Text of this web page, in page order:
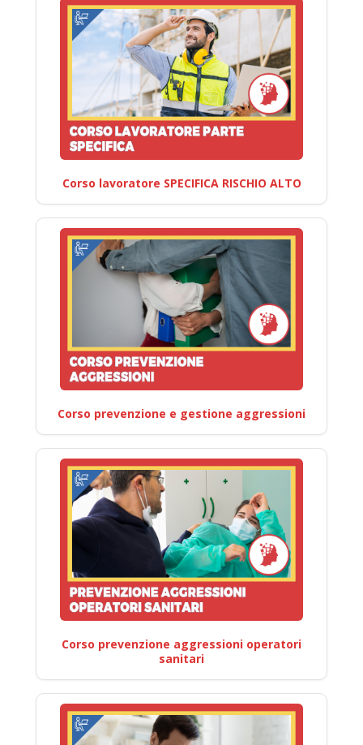
Corso lavoratore SPECIFICA RISCHIO ALTO
Corso prevenzione e gestione aggressioni
Corso prevenzione aggressioni operatori
sanitari